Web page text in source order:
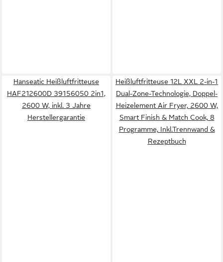
Hanseatic Heißluftfritteuse
HAF212600D 39156050 2in1,
2600 W, inkl. 3 Jahre
Herstellergarantie
Heißluftfritteuse 12L XXL 2-in-1
Dual-Zone-Technologie, Doppel-
Heizelement Air Fryer, 2600 W,
Smart Finish & Match Cook, 8
Programme, Inkl.Trennwand &
Rezeptbuch